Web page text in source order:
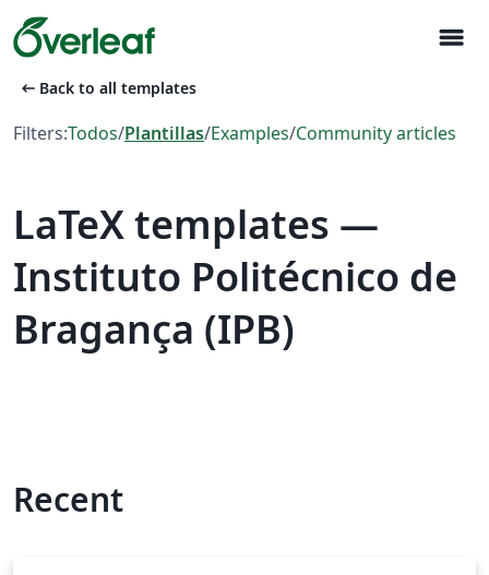
menu
arrow_left_alt Back to all templates
Filters:Todos/Plantillas/Examples/Community articles
LaTeX templates —
Instituto Politécnico de
Bragança (IPB)
Recent